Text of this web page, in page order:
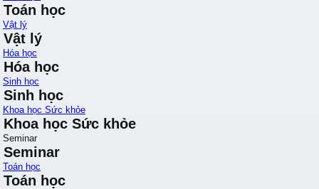
Toán học
Vật lý
Vật lý
Hóa học
Hóa học
Sinh học
Sinh học
Khoa học Sức khỏe
Khoa học Sức khỏe
Seminar
Seminar
Toán học
Toán học